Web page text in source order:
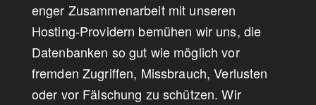
enger Zusammenarbeit mit unseren
Hosting-Providern bemühen wir uns, die
Datenbanken so gut wie möglich vor
fremden Zugriffen, Missbrauch, Verlusten
oder vor Fälschung zu schützen. Wir